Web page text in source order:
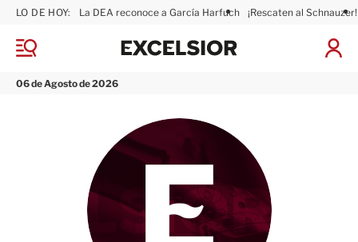
M
n
06 de Agosto de 2026
LO DE HOY: La DEA reconoce a García Harfuch ¡Rescaten al Schnauzer!
I
x
o